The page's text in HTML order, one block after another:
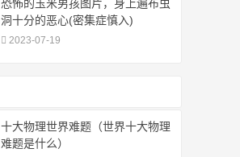
恐怖的玉米男孩图片，身上遍布虫
洞十分的恶心(密集症慎入)
2023-07-19
十大物理世界难题（世界十大物理
难题是什么）